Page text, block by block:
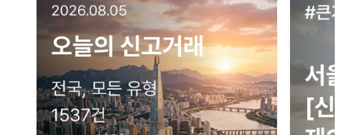
네이버 지도 연결 안내